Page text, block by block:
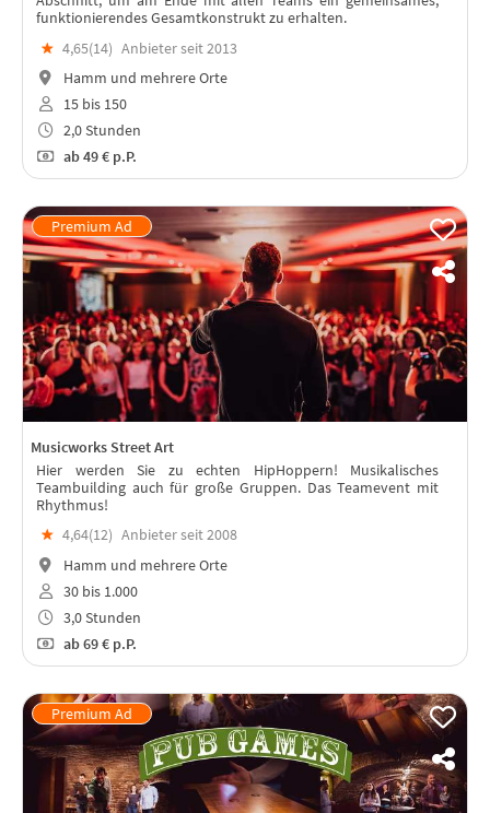
funktionierendes Gesamtkonstrukt zu erhalten.
★ 4,65(14) Anbieter seit 2013
Hamm und mehrere Orte
15 bis 150
2,0 Stunden
ab49 € p.P.
Musicworks Street Art
Hier werden Sie zu echten HipHoppern! Musikalisches
Teambuilding auch für große Gruppen. Das Teamevent mit
Rhythmus!
★ 4,64(12) Anbieter seit 2008
Hamm und mehrere Orte
30 bis 1.000
3,0 Stunden
ab69 € p.P.